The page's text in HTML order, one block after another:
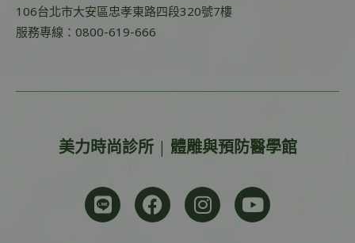
106台北市大安區忠孝東路四段320號7樓
服務專線：0800-619-666
美力時尚診所 | 體雕與預防醫學館